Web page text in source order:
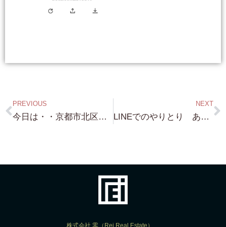
PREVIOUS
今日は・・京都市北区・左京区 鴨川沿い 別荘探し（笑）結局 たどり着く 鴨川沿い・・・いい物件がたくさんあります！
NEXT
LINEでのやりとり ありがとうございます！ 昨晩も お客様と 色々 LINEでやりとりさせて頂きました！ 是非 まだ登録されていない方 登録ください！
株式会社 零（Rei Real Estate）